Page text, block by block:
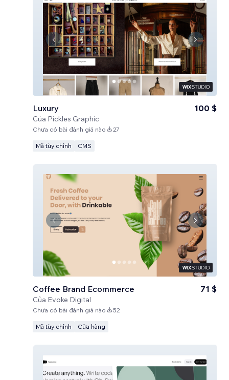
Luxury
Của Pickles Graphic
100 $
Chưa có bài đánh giá nào 27
Mã tùy chỉnh CMS
Coffee Brand Ecommerce
Của Evoke Digital
71 $
Chưa có bài đánh giá nào 52
Mã tùy chỉnh Cửa hàng